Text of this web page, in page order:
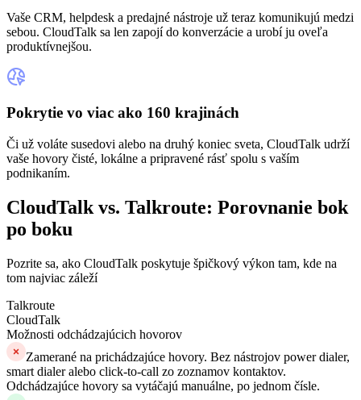
Vaše CRM, helpdesk a predajné nástroje už teraz komunikujú medzi
sebou. CloudTalk sa len zapojí do konverzácie a urobí ju oveľa
produktívnejšou.
Pokrytie vo viac ako 160 krajinách
Či už voláte susedovi alebo na druhý koniec sveta, CloudTalk udrží
vaše hovory čisté, lokálne a pripravené rásť spolu s vaším
podnikaním.
CloudTalk vs. Talkroute: Porovnanie bok
po boku
Pozrite sa, ako CloudTalk poskytuje špičkový výkon tam, kde na
tom najviac záleží
Talkroute
CloudTalk
Možnosti odchádzajúcich hovorov
Zamerané na prichádzajúce hovory. Bez nástrojov power dialer,
smart dialer alebo click-to-call zo zoznamov kontaktov.
Odchádzajúce hovory sa vytáčajú manuálne, po jednom čísle.